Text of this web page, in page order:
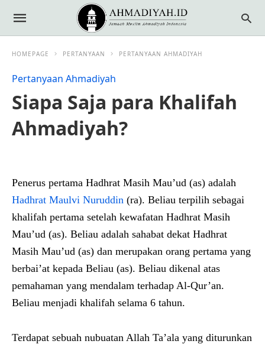
HOMEPAGE PERTANYAAN PERTANYAAN AHMADIYAH
Pertanyaan Ahmadiyah
Siapa Saja para Khalifah
Ahmadiyah?
Penerus pertama Hadhrat Masih Mau’ud (as) adalah
Hadhrat Maulvi Nuruddin (ra). Beliau terpilih sebagai
khalifah pertama setelah kewafatan Hadhrat Masih
Mau’ud (as). Beliau adalah sahabat dekat Hadhrat
Masih Mau’ud (as) dan merupakan orang pertama yang
berbai’at kepada Beliau (as). Beliau dikenal atas
pemahaman yang mendalam terhadap Al-Qur’an.
Beliau menjadi khalifah selama 6 tahun.
Terdapat sebuah nubuatan Allah Ta’ala yang diturunkan